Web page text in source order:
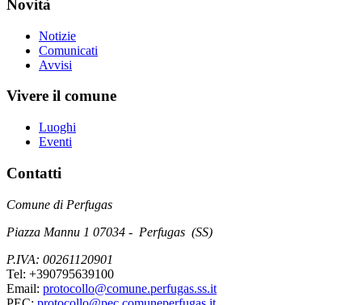
Novità
Notizie
Comunicati
Avvisi
Vivere il comune
Luoghi
Eventi
Contatti
Comune di Perfugas
Piazza Mannu 1 07034 - Perfugas (SS)
P.IVA: 00261120901
Tel: +390795639100
Email: protocollo@comune.perfugas.ss.it